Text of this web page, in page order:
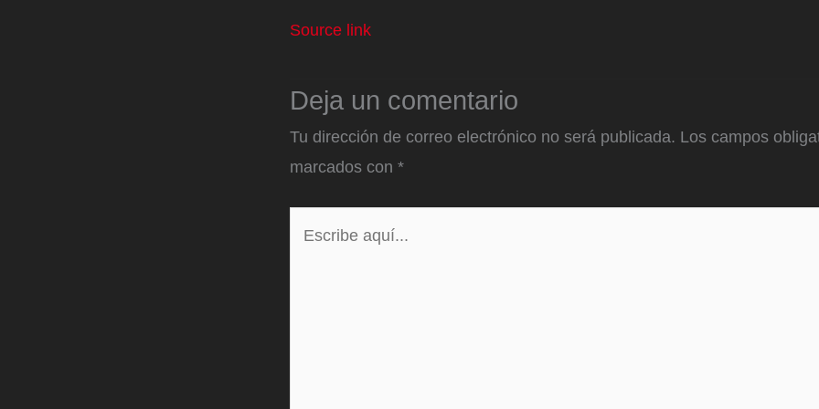
Source link
Deja un comentario
Tu dirección de correo electrónico no será publicada. Los campos
marcados con *